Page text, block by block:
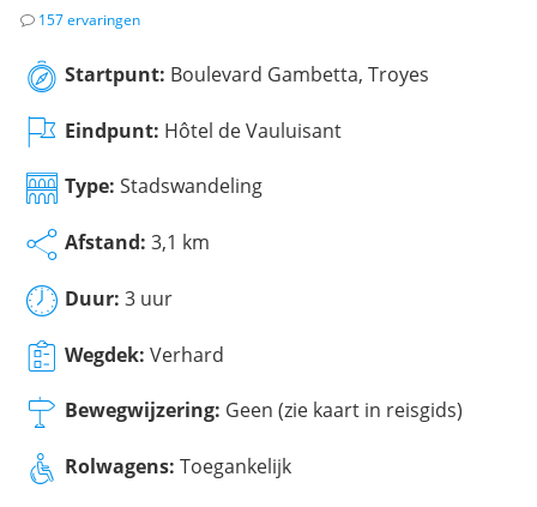
157 ervaringen
Startpunt: Boulevard Gambetta, Troyes
Eindpunt: Hôtel de Vauluisant
Type: Stadswandeling
Afstand: 3,1 km
Duur: 3 uur
Wegdek: Verhard
Bewegwijzering: Geen (zie kaart in reisgids)
Rolwagens: Toegankelijk